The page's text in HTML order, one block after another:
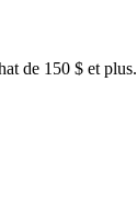
de 150 $ et plus.